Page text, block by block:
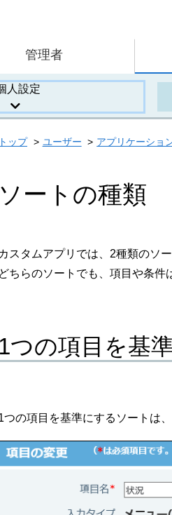
管理者
人設定
トップ ユーザー アプリケーショ
ソートの種類
カスタムアプリでは、2種類のソ
どちらのソートでも、項目や条件
1つの項目を基
つの項目を基準にするソートは、